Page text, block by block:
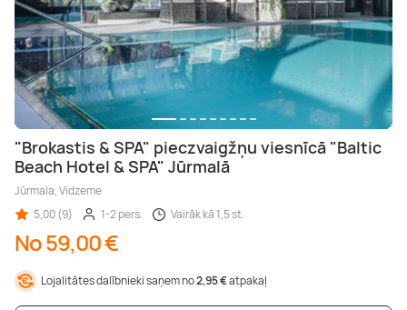
"Brokastis & SPA" pieczvaigžņu viesnīcā "Baltic
Beach Hotel & SPA" Jūrmalā
Jūrmala, Vidzeme
5,00 (9)
1-2 pers. Vairāk kā 1,5 st.
No 59,00 €
Lojalitātes dalībnieki saņem no2,95 €atpakaļ